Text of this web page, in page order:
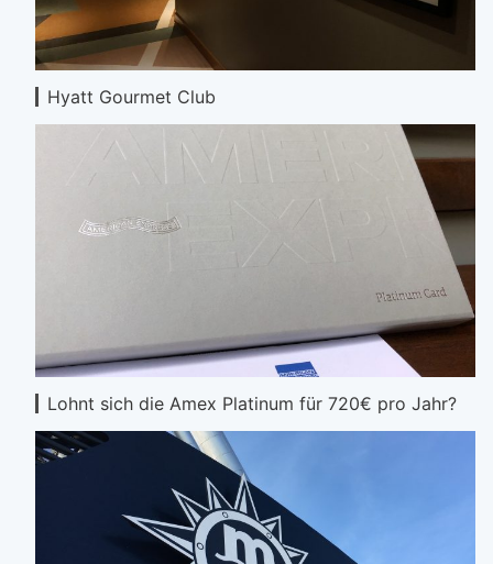
Hyatt Gourmet Club
Lohnt sich die Amex Platinum für 720€ pro Jahr?